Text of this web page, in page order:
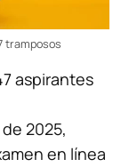
tramposos
aspirantes
2025,
en línea